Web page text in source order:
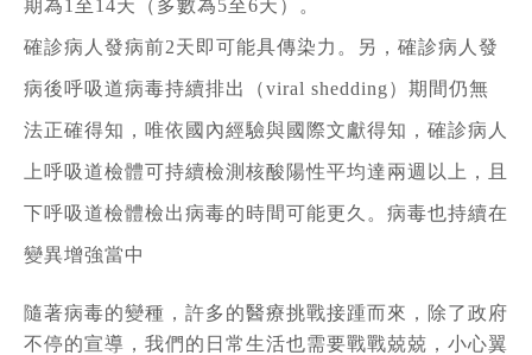
期為1至14天（多數為5至6天）。
確診病人發病前2天即可能具傳染力。另，確診病人發
病後呼吸道病毒持續排出（viral shedding）期間仍無
法正確得知，唯依國內經驗與國際文獻得知，確診病人
上呼吸道檢體可持續檢測核酸陽性平均達兩週以上，且
下呼吸道檢體檢出病毒的時間可能更久。病毒也持續在
變異增強當中
隨著病毒的變種，許多的醫療挑戰接踵而來，除了政府
不停的宣導，我們的日常生活也需要戰戰兢兢，小心翼